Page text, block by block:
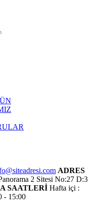
ADRES
2 Sitesi No:27 D:3
SAATLERİ Hafta içi :
- 15:00